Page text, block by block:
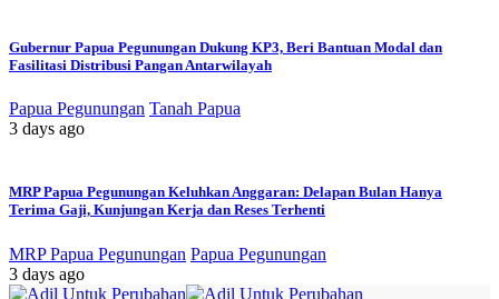
Gubernur Papua Pegunungan Dukung KP3, Beri Bantuan Modal dan
Fasilitasi Distribusi Pangan Antarwilayah
Papua Pegunungan Tanah Papua
3 days ago
MRP Papua Pegunungan Keluhkan Anggaran: Delapan Bulan Hanya
Terima Gaji, Kunjungan Kerja dan Reses Terhenti
MRP Papua Pegunungan Papua Pegunungan
3 days ago